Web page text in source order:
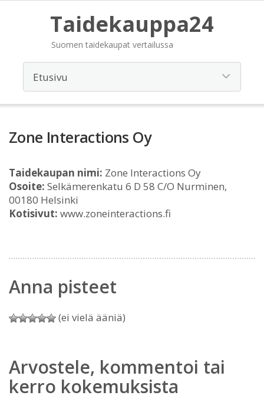
Taidekauppa24
Suomen taidekaupat vertailussa
Zone Interactions Oy
Taidekaupan nimi: Zone Interactions Oy
Osoite: Selkämerenkatu 6 D 58 C/O Nurminen,
00180 Helsinki
Kotisivut: www.zoneinteractions.fi
Anna pisteet
(ei vielä ääniä)
Arvostele, kommentoi tai
kerro kokemuksista